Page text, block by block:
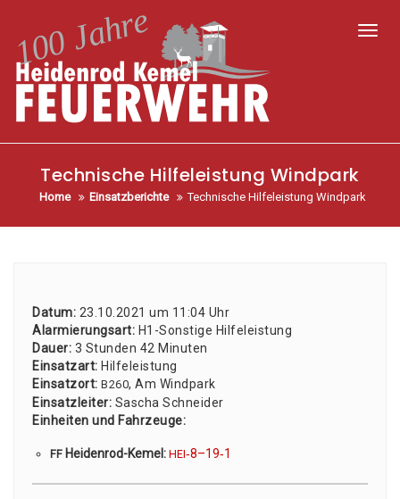
Technische Hilfeleistung Windpark
Home Einsatzberichte Technische Hilfeleistung Windpark
Datum: 23.10.2021 um 11:04 Uhr
Alar­mie­rungs­art: H1-Sons­ti­ge Hil­fe­leis­tung
Dau­er: 3 Stun­den 42 Minu­ten
Ein­satz­art: Hil­fe­leis­tung
Ein­satz­ort: B260, Am Wind­park
Ein­satz­lei­ter: Sascha Schnei­der
Ein­hei­ten und Fahr­zeu­ge:
FF Hei­den­rod-Kemel: HEI‑8–19‑1